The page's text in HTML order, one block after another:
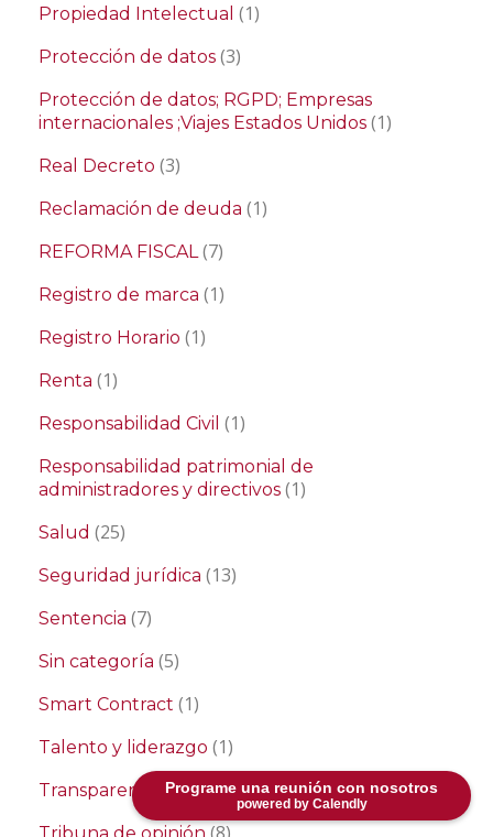
Programe una reunión con nosotros
powered by Calendly
Propiedad Intelectual (1)
Protección de datos (3)
Protección de datos; RGPD; Empresas
internacionales ;Viajes Estados Unidos (1)
Real Decreto (3)
Reclamación de deuda (1)
REFORMA FISCAL(7)
Registro de marca (1)
Registro Horario (1)
Renta (1)
Responsabilidad Civil (1)
Responsabilidad patrimonial de
administradores y directivos (1)
Salud (25)
Seguridad jurídica (13)
Sentencia (7)
Sin categoría (5)
Smart Contract (1)
Talento y liderazgo (1)
Transparency of AI(1)